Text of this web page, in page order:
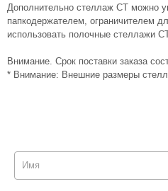
Дополнительно стеллаж СТ можно
папкодержателем, ограничителем
использовать полочные стеллажи
Внимание. Срок поставки заказа
* Внимание: Внешние размеры